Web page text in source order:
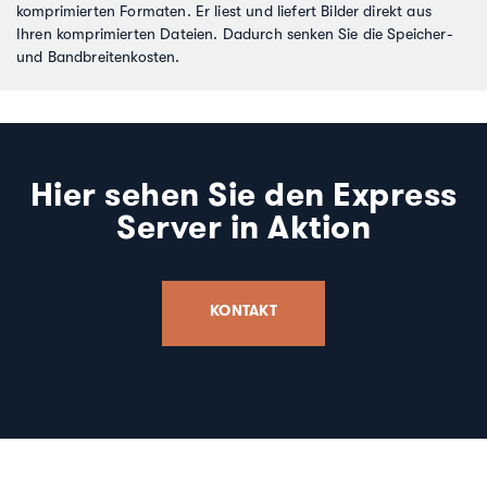
komprimierten Formaten. Er liest und liefert Bilder direkt aus
Ihren komprimierten Dateien. Dadurch senken Sie die Speicher-
und Bandbreitenkosten.
Hier sehen Sie den Express
Server in Aktion
KONTAKT